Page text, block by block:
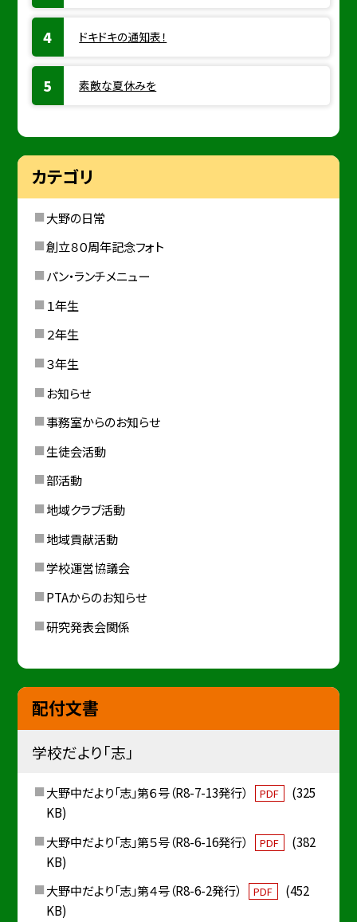
ドキドキの通知表！
素敵な夏休みを
カテゴリ
大野の日常
創立８０周年記念フォト
パン・ランチメニュー
１年生
２年生
３年生
お知らせ
事務室からのお知らせ
生徒会活動
部活動
地域クラブ活動
地域貢献活動
学校運営協議会
PTAからのお知らせ
研究発表会関係
配付文書
学校だより「志」
大野中だより「志」第６号（R8-7-13発行） PDF
(325
KB)
大野中だより「志」第５号（R8-6-16発行）
PDF
(382
KB)
大野中だより「志」第４号（R8-6-2発行）
PDF
(452
KB)